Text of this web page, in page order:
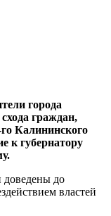
города
граждан,
Калининского
к губернатору
доведены до
властей